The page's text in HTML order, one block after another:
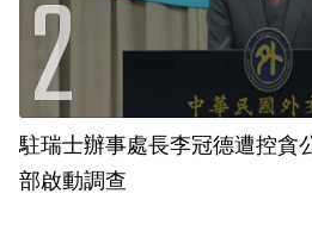
駐瑞士辦事處長李冠德遭控貪
部啟動調查